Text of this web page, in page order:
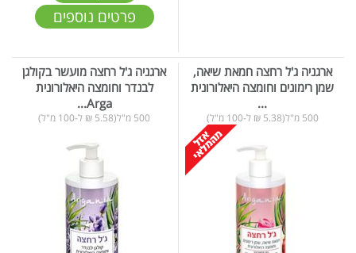
פרטים נוספים
ארגניה ג'ל רחצה חמאת שיאה,
שמן רימונים וחומצה היאלורונית
...
500 מ"ל(5.38 ₪ ל-100 מ"ל)
ארגניה ג'ל רחצה מועשר בקולגן
לבנדר וחומצה היאלורונית
Arga...
500 מ"ל(5.58 ₪ ל-100 מ"ל)